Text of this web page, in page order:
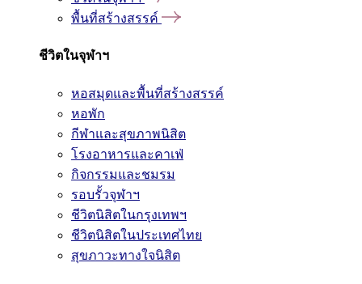
พื้นที่สร้างสรรค์
ชีวิตในจุฬาฯ
หอสมุดและพื้นที่สร้างสรรค์
หอพัก
กีฬาและสุขภาพนิสิต
โรงอาหารและคาเฟ่
กิจกรรมและชมรม
รอบรั้วจุฬาฯ
ชีวิตนิสิตในกรุงเทพฯ
ชีวิตนิสิตในประเทศไทย
สุขภาวะทางใจนิสิต